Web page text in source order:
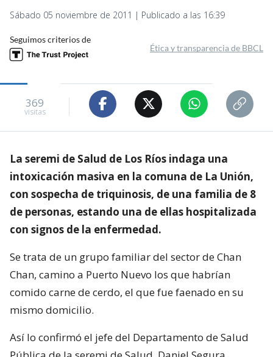
Sábado 05 noviembre de 2011 | Publicado a las 16:39
Seguimos criterios de
Ética y transparencia de BBCL
369
visitas
La seremi de Salud de Los Ríos indaga una
intoxicación masiva en la comuna de La Unión,
con sospecha de triquinosis, de una familia de 8
de personas, estando una de ellas hospitalizada
con signos de la enfermedad.
Se trata de un grupo familiar del sector de Chan
Chan, camino a Puerto Nuevo los que habrían
comido carne de cerdo, el que fue faenado en su
mismo domicilio.
Así lo confirmó el jefe del Departamento de Salud